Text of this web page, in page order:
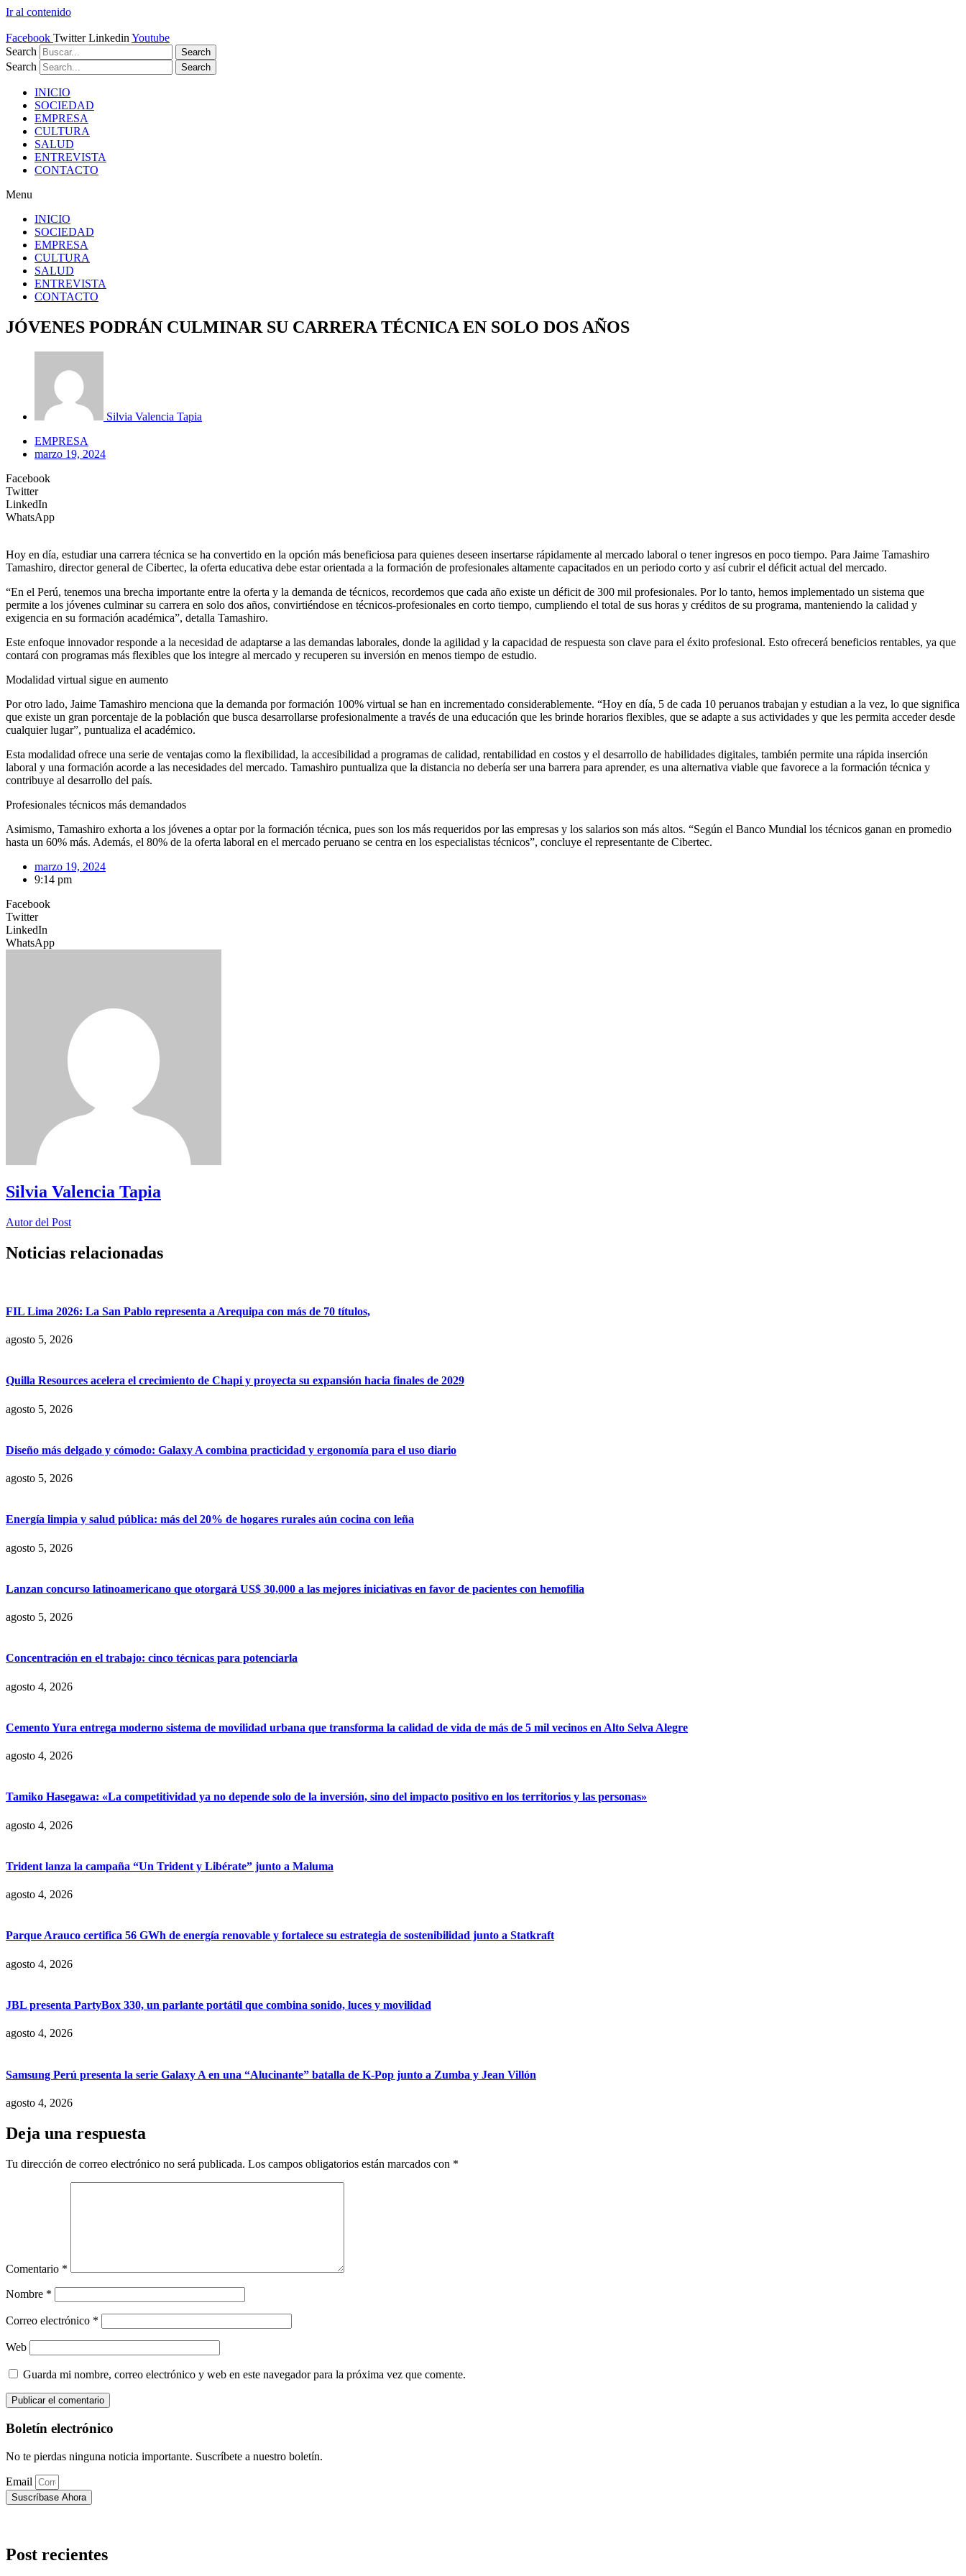
Ir al contenido
Facebook Twitter Linkedin Youtube
Search
Search
Search Search
INICIO
SOCIEDAD
EMPRESA
CULTURA
SALUD
ENTREVISTA
CONTACTO
Menu
INICIO
SOCIEDAD
EMPRESA
CULTURA
SALUD
ENTREVISTA
CONTACTO
JÓVENES PODRÁN CULMINAR SU CARRERA TÉCNICA EN SOLO DOS AÑOS
Silvia Valencia Tapia
EMPRESA
marzo 19, 2024
Facebook
Twitter
LinkedIn
WhatsApp
Hoy en día, estudiar una carrera técnica se ha convertido en la opción más beneficiosa para quienes deseen insertarse rápidamente al mercado laboral o tener ingresos en poco tiempo. Para Jaime Tamashiro
Tamashiro, director general de Cibertec, la oferta educativa debe estar orientada a la formación de profesionales altamente capacitados en un periodo corto y así cubrir el déficit actual del mercado.
“En el Perú, tenemos una brecha importante entre la oferta y la demanda de técnicos, recordemos que cada año existe un déficit de 300 mil profesionales. Por lo tanto, hemos implementado un sistema que
permite a los jóvenes culminar su carrera en solo dos años, convirtiéndose en técnicos-profesionales en corto tiempo, cumpliendo el total de sus horas y créditos de su programa, manteniendo la calidad y
exigencia en su formación académica”, detalla Tamashiro.
Este enfoque innovador responde a la necesidad de adaptarse a las demandas laborales, donde la agilidad y la capacidad de respuesta son clave para el éxito profesional. Esto ofrecerá beneficios rentables, ya que
contará con programas más flexibles que los integre al mercado y recuperen su inversión en menos tiempo de estudio.
Modalidad virtual sigue en aumento
Por otro lado, Jaime Tamashiro menciona que la demanda por formación 100% virtual se han en incrementado considerablemente. “Hoy en día, 5 de cada 10 peruanos trabajan y estudian a la vez, lo que significa
que existe un gran porcentaje de la población que busca desarrollarse profesionalmente a través de una educación que les brinde horarios flexibles, que se adapte a sus actividades y que les permita acceder desde
cualquier lugar”, puntualiza el académico.
Esta modalidad ofrece una serie de ventajas como la flexibilidad, la accesibilidad a programas de calidad, rentabilidad en costos y el desarrollo de habilidades digitales, también permite una rápida inserción
laboral y una formación acorde a las necesidades del mercado. Tamashiro puntualiza que la distancia no debería ser una barrera para aprender, es una alternativa viable que favorece a la formación técnica y
contribuye al desarrollo del país.
Profesionales técnicos más demandados
Asimismo, Tamashiro exhorta a los jóvenes a optar por la formación técnica, pues son los más requeridos por las empresas y los salarios son más altos. “Según el Banco Mundial los técnicos ganan en promedio
hasta un 60% más. Además, el 80% de la oferta laboral en el mercado peruano se centra en los especialistas técnicos”, concluye el representante de Cibertec.
marzo 19, 2024
9:14 pm
Facebook
Twitter
LinkedIn
WhatsApp
Silvia Valencia Tapia
Autor del Post
Noticias relacionadas
FIL Lima 2026: La San Pablo representa a Arequipa con más de 70 títulos,
agosto 5, 2026
Quilla Resources acelera el crecimiento de Chapi y proyecta su expansión hacia finales de 2029
agosto 5, 2026
Diseño más delgado y cómodo: Galaxy A combina practicidad y ergonomía para el uso diario
agosto 5, 2026
Energía limpia y salud pública: más del 20% de hogares rurales aún cocina con leña
agosto 5, 2026
Lanzan concurso latinoamericano que otorgará US$ 30,000 a las mejores iniciativas en favor de pacientes con hemofilia
agosto 5, 2026
Concentración en el trabajo: cinco técnicas para potenciarla
agosto 4, 2026
Cemento Yura entrega moderno sistema de movilidad urbana que transforma la calidad de vida de más de 5 mil vecinos en Alto Selva Alegre
agosto 4, 2026
Tamiko Hasegawa: «La competitividad ya no depende solo de la inversión, sino del impacto positivo en los territorios y las personas»
agosto 4, 2026
Trident lanza la campaña “Un Trident y Libérate” junto a Maluma
agosto 4, 2026
Parque Arauco certifica 56 GWh de energía renovable y fortalece su estrategia de sostenibilidad junto a Statkraft
agosto 4, 2026
JBL presenta PartyBox 330, un parlante portátil que combina sonido, luces y movilidad
agosto 4, 2026
Samsung Perú presenta la serie Galaxy A en una “Alucinante” batalla de K-Pop junto a Zumba y Jean Villón
agosto 4, 2026
Deja una respuesta
Tu dirección de correo electrónico no será publicada. Los campos obligatorios están marcados con *
Comentario *
Nombre *
Correo electrónico *
Web
Guarda mi nombre, correo electrónico y web en este navegador para la próxima vez que comente.
Boletín electrónico
No te pierdas ninguna noticia importante. Suscríbete a nuestro boletín.
Email
Suscríbase Ahora
Post recientes